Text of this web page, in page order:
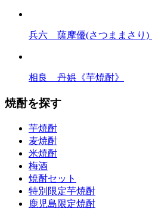
兵六 薩摩優(さつままさり)
相良 丹娯《芋焼酎》
焼酎を探す
芋焼酎
麦焼酎
米焼酎
梅酒
焼酎セット
特別限定芋焼酎
鹿児島限定焼酎